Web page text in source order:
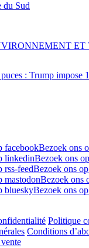
du Sud
: Trump impose
ET
facebookBezoek ons
linkedinBezoek ons
rss-feedBezoek ons
mastodonBezoek ons
blueskyBezoek ons
Politique
Conditions